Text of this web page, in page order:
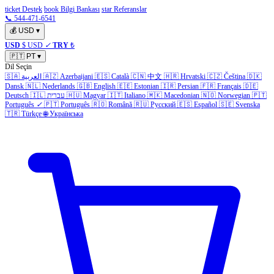
ticket Destek book Bilgi Bankası star Referanslar
📞 544-471-6541
💰 USD ▾
USD $ USD ✓ TRY ₺
🇵🇹 PT ▾
Dil Seçin
🇸🇦 العربية 🇦🇿 Azerbaijani 🇪🇸 Català 🇨🇳 中文 🇭🇷 Hrvatski 🇨🇿 Čeština 🇩🇰
Dansk 🇳🇱 Nederlands 🇬🇧 English 🇪🇪 Estonian 🇮🇷 Persian 🇫🇷 Français 🇩🇪
Deutsch 🇮🇱 עברית 🇭🇺 Magyar 🇮🇹 Italiano 🇲🇰 Macedonian 🇳🇴 Norwegian 🇵🇹
Português ✓ 🇵🇹 Português 🇷🇴 Română 🇷🇺 Русский 🇪🇸 Español 🇸🇪 Svenska
🇹🇷 Türkçe 🌐 Українська